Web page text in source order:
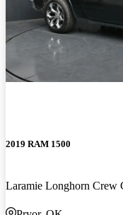
2019 RAM 1500
Laramie Longhorn Crew